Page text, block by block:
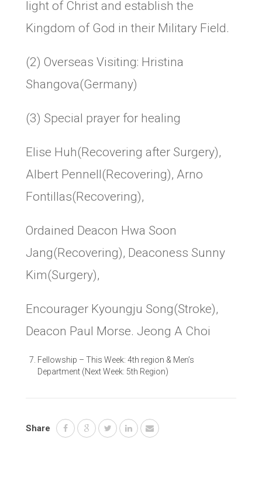
light of Christ and establish the
Kingdom of God in their Military Field.
(2) Overseas Visiting: Hristina
Shangova(Germany)
(3) Special prayer for healing
Elise Huh(Recovering after Surgery),
Albert Pennell(Recovering), Arno
Fontillas(Recovering),
Ordained Deacon Hwa Soon
Jang(Recovering), Deaconess Sunny
Kim(Surgery),
Encourager Kyoungju Song(Stroke),
Deacon Paul Morse. Jeong A Choi
Fellowship – This Week: 4th region & Men’s
Department (Next Week: 5th Region)
Share